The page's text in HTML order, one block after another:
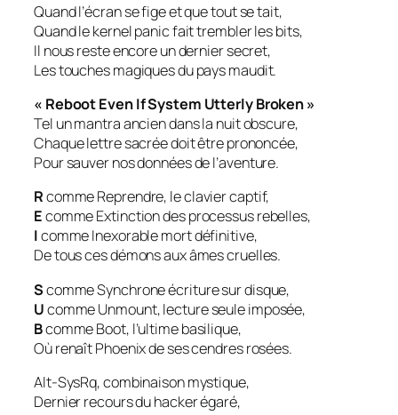
Quand l’écran se fige et que tout se tait,
Quand le kernel panic fait trembler les bits,
Il nous reste encore un dernier secret,
Les touches magiques du pays maudit.
« Reboot Even If System Utterly Broken »
Tel un mantra ancien dans la nuit obscure,
Chaque lettre sacrée doit être prononcée,
Pour sauver nos données de l’aventure.
Rcomme Reprendre, le clavier captif,
Ecomme Extinction des processus rebelles,
Icomme Inexorable mort définitive,
De tous ces démons aux âmes cruelles.
Scomme Synchrone écriture sur disque,
Ucomme Unmount, lecture seule imposée,
Bcomme Boot, l’ultime basilique,
Où renaît Phoenix de ses cendres rosées.
Alt-SysRq, combinaison mystique,
Dernier recours du hacker égaré,